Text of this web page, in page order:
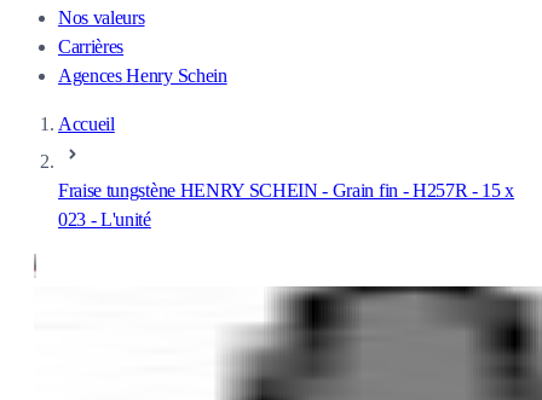
Nos valeurs
Carrières
Agences Henry Schein
Accueil
Fraise tungstène HENRY SCHEIN - Grain fin - H257R - 15 x
023 - L'unité